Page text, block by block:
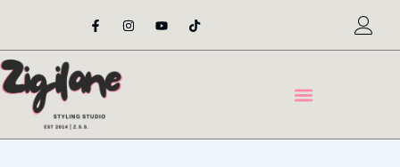
content
F
a
e
o
o
-
I
n
t
Y
o
t
T
i
t